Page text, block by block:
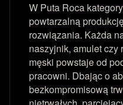
W Puta Roca
powtarzalną
rozwiązania. Każda
naszyjnik, amulet
męski powstaje od
pracowni. Dbając o
bezkompromisową